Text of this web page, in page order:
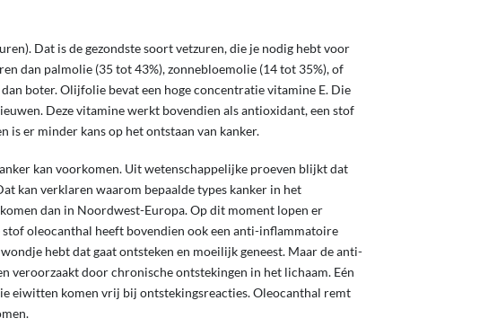
Dat is de gezondste soort vetzuren, die je nodig hebt voor
dan palmolie (35 tot 43%), zonnebloemolie (14 tot 35%), of
boter. Olijfolie bevat een hoge concentratie vitamine E. Die
Deze vitamine werkt bovendien als antioxidant, een stof
er minder kans op het ontstaan van kanker.
kan voorkomen. Uit wetenschappelijke proeven blijkt dat
kan verklaren waarom bepaalde types kanker in het
dan in Noordwest-Europa. Op dit moment lopen er
oleocanthal heeft bovendien ook een anti-inflammatoire
hebt dat gaat ontsteken en moeilijk geneest. Maar de anti-
veroorzaakt door chronische ontstekingen in het lichaam. Eén
eiwitten komen vrij bij ontstekingsreacties. Oleocanthal remt